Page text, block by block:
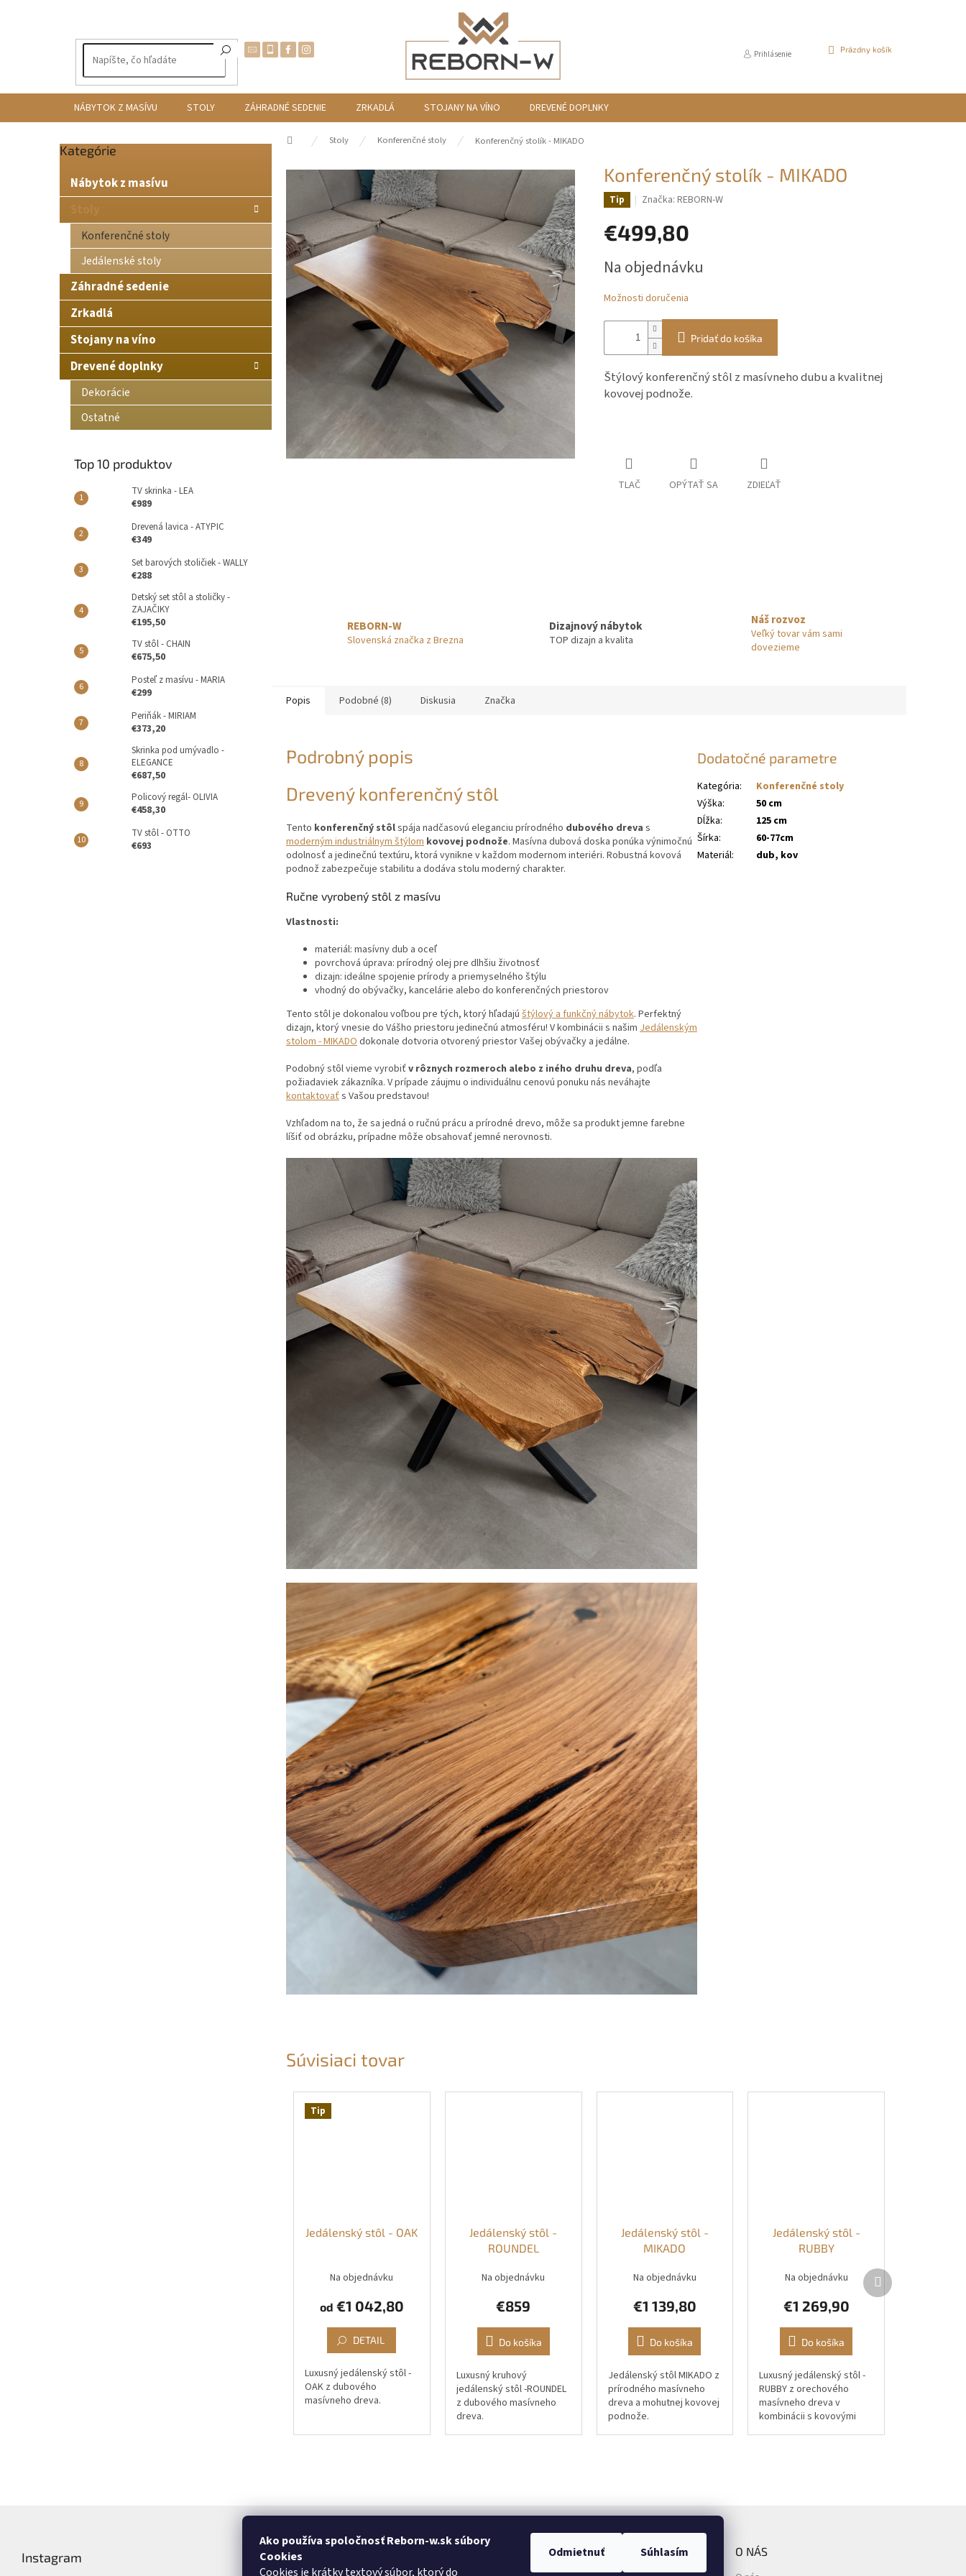
Ako používa spoločnosť Reborn-w.sk súbory
Cookies
Cookies je krátky textový súbor, ktorý do
Odmietnuť Súhlasím
Prihlásenie
NÁKUPNÝ
Prázdny košík
NÁBYTOK Z MASÍVU STOLY ZÁHRADNÉ SEDENIE ZRKADLÁ STOJANY NA VÍNO DREVENÉ DOPLNKY
Domov Stoly Konferenčné stoly Konferenčný stolík - MIKADO
B
ý
n
l
Preskočiť
Kategórie
Nábytok z masívu
Konferenčné stoly
Jedálenské stoly
Záhradné sedenie
Zrkadlá
Stojany na víno
Drevené doplnky
Dekorácie
Ostatné
Top 10 produktov
TV skrinka - LEA
€989
Drevená lavica - ATYPIC
€349
Set barových stoličiek - WALLY
€288
Detský set stôl a stoličky -
ZAJAČIKY
€195,50
TV stôl - CHAIN
€675,50
Posteľ z masívu - MARIA
€299
Periňák - MIRIAM
€373,20
Skrinka pod umývadlo -
ELEGANCE
€687,50
Policový regál- OLIVIA
€458,30
TV stôl - OTTO
€693
Konferenčný stolík - MIKADO
Tip Značka:REBORN-W
€499,80
cena:
Na objednávku
Možnosti doručenia
Pridať do košíka
Štýlový konferenčný stôl z masívneho dubu a kvalitnej
kovovej podnože.
TLAČ OPÝTAŤ SA ZDIEĽAŤ
REBORN-W
Slovenská značka z Brezna
Dizajnový nábytok
TOP dizajn a kvalita
Náš rozvoz
Veľký tovar vám sami
dovezieme
Súvisiaci tovar
Tip
Jedálenský stôl - OAK
Na objednávku
od €1 042,80
DETAIL
Luxusný jedálenský stôl -
OAK z dubového
masívneho dreva.
Jedálenský stôl -
ROUNDEL
Na objednávku
€859
Do košíka
Luxusný kruhový
jedálenský stôl -ROUNDEL
z dubového masívneho
dreva.
Jedálenský stôl -
MIKADO
Na objednávku
€1 139,80
Do košíka
Jedálenský stôl MIKADO z
prírodného masívneho
dreva a mohutnej kovovej
podnože.
Jedálenský stôl -
RUBBY
Na objednávku
€1 269,90
Do košíka
Luxusný jedálenský stôl -
RUBBY z orechového
masívneho dreva v
kombinácii s kovovými
Ďalší
produkt
Popis Podobné (8) Diskusia Značka
Podrobný popis
Drevený konferenčný stôl
Tento konferenčný stôlspája nadčasovú eleganciu prírodného dubového dreva s
moderným industriálnym štýlom kovovej podnože. Masívna dubová doska ponúka výnimočnú
odolnosť a jedinečnú textúru, ktorá vynikne v každom modernom interiéri. Robustná kovová
podnož zabezpečuje stabilitu a dodáva stolu moderný charakter.
Ručne vyrobený stôl z masívu
Vlastnosti:
materiál: masívny dub a oceľ
povrchová úprava: prírodný olej pre dlhšiu životnosť
dizajn: ideálne spojenie prírody a priemyselného štýlu
vhodný do obývačky, kancelárie alebo do konferenčných priestorov
Tento stôl je dokonalou voľbou pre tých, ktorý hľadajú štýlový a funkčný nábytok. Perfektný
dizajn, ktorý vnesie do Vášho priestoru jedinečnú atmosféru! V kombinácii s našim Jedálenským
stolom - MIKADOdokonale dotvoria otvorený priestor Vašej obývačky a jedálne.
Podobný stôl vieme vyrobiť v rôznych rozmeroch alebo z iného druhu dreva, podľa
požiadaviek zákazníka. V prípade záujmu o individuálnu cenovú ponuku nás neváhajte
kontaktovaťs Vašou predstavou!
Vzhľadom na to, že sa jedná o ručnú prácu a prírodné drevo, môže sa produkt jemne farebne
líšiť od obrázku, prípadne môže obsahovať jemné nerovnosti.
Dodatočné parametre
Kategória:
Konferenčné stoly
Výška:
50 cm
Dĺžka:
125 cm
Šírka:
60-77cm
Materiál: dub, kov
Instagram Kontakt PRÁVNE INFORMÁCIE O NÁS